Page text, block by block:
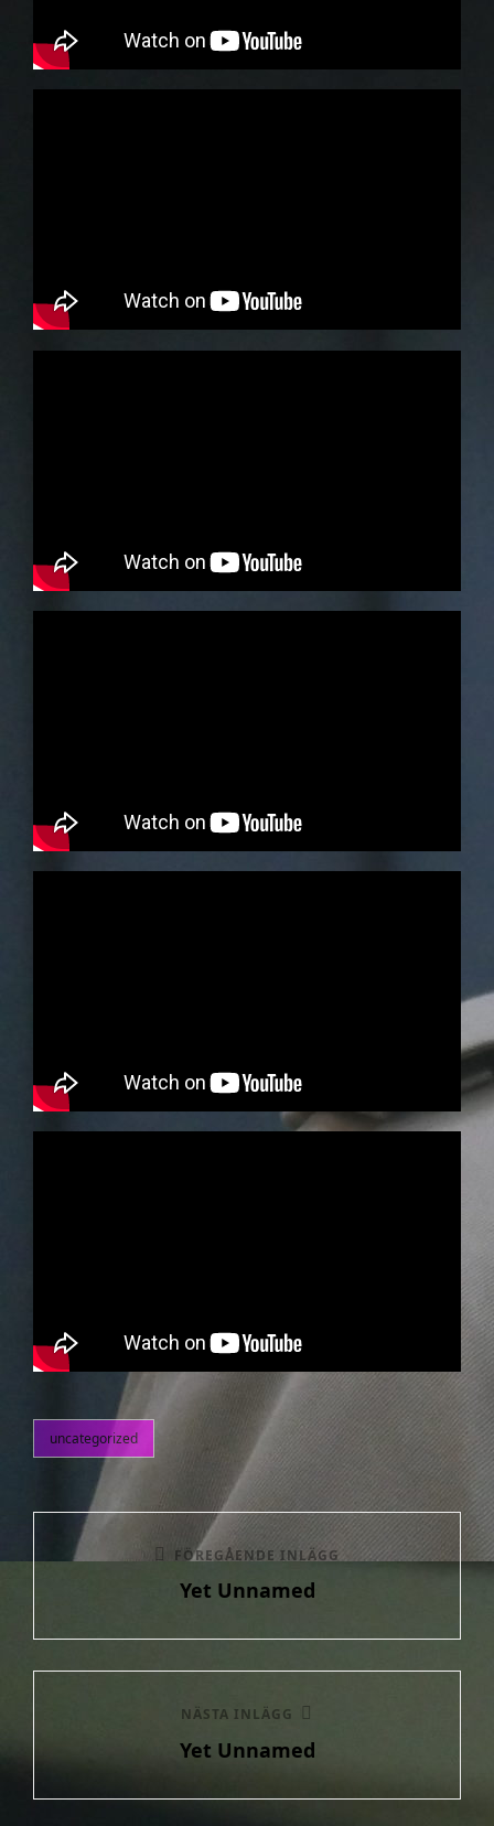
kategorier
uncategorized
Inläggsnavigering
FöregåendeFÖREGÅENDE INLÄGG
Yet Unnamed
NÄSTA INLÄGG
Yet Unnamed